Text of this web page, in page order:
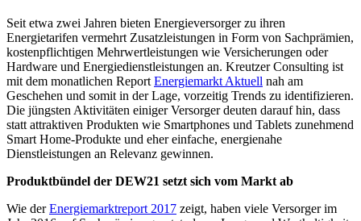
Seit etwa zwei Jahren bieten Energieversorger zu ihren
Energietarifen vermehrt Zusatzleistungen in Form von Sachprämien,
kostenpflichtigen Mehrwertleistungen wie Versicherungen oder
Hardware und Energiedienstleistungen an. Kreutzer Consulting ist
mit dem monatlichen Report Energiemarkt Aktuell nah am
Geschehen und somit in der Lage, vorzeitig Trends zu identifizieren.
Die jüngsten Aktivitäten einiger Versorger deuten darauf hin, dass
statt attraktiven Produkten wie Smartphones und Tablets zunehmend
Smart Home-Produkte und eher einfache, energienahe
Dienstleistungen an Relevanz gewinnen.
Produktbündel der DEW21 setzt sich vom Markt ab
Wie derEnergiemarktreport 2017 zeigt, haben viele Versorger im